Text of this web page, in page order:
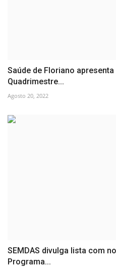
Saúde de Floriano apresenta
Quadrimestre...
Agosto 20, 2022
SEMDAS divulga lista com
Programa...